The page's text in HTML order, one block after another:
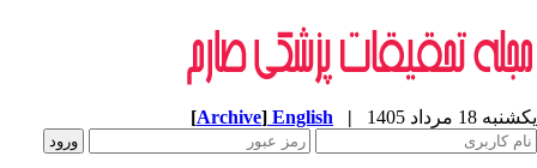
18 مرداد 1405 |
English
[Archive]